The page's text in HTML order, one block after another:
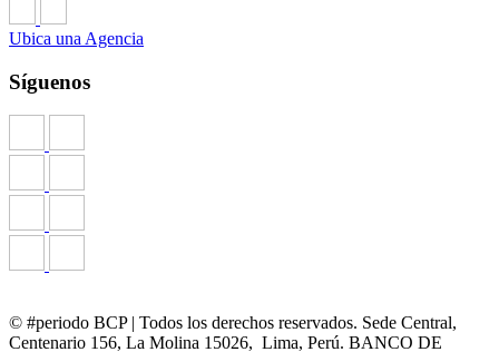
Ubica una Agencia
Síguenos
© #periodo BCP | Todos los derechos reservados. Sede Central,
Centenario 156, La Molina 15026, Lima, Perú. BANCO DE